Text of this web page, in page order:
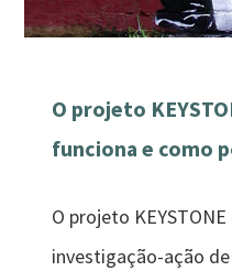
O projeto
funciona e como
O projeto
investigação-ação